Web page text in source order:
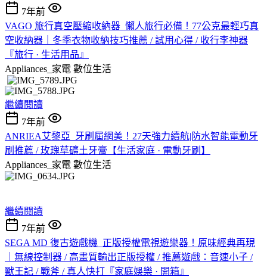
7年前
VAGO 旅行真空壓縮收納器_懶人旅行必備！77公克最輕巧真
空收納器｜冬季衣物收納技巧推薦 / 試用心得 / 收行李神器
『旅行 · 生活用品』
Appliances_家電 數位生活
繼續閱讀
7年前
ANRIEA艾黎亞_牙刷屆網美！27天強力續航|防水智能電動牙
刷推薦 / 玫瑰草礦土牙膏【生活家庭 · 電動牙刷】
Appliances_家電 數位生活
繼續閱讀
7年前
SEGA MD 復古遊戲機_正版授權電視遊樂器！原味經典再現
｜無線控制器 / 高畫質輸出正版授權 / 推薦遊戲：音速小子 /
獸王記 / 戰斧 / 真人快打『家庭娛樂 · 開箱』